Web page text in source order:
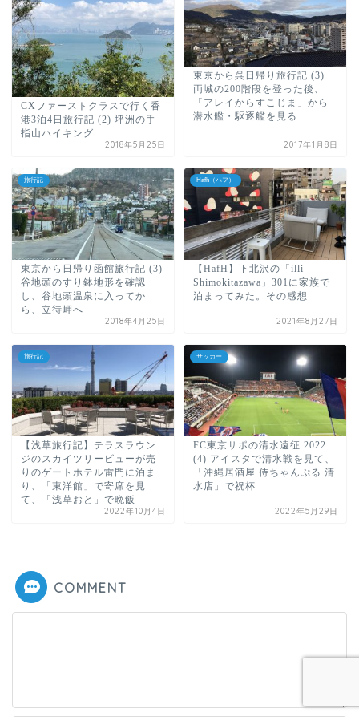
CXファーストクラスで行く香
港3泊4日旅行記 (2) 坪洲の手
指山ハイキング
2018年5月25日
東京から呉日帰り旅行記 (3)
両城の200階段を登った後、
「アレイからすこじま」から
潜水艦・駆逐艦を見る
2017年1月8日
旅行記
東京から日帰り函館旅行記 (3)
谷地頭のすり鉢地形を確認
し、谷地頭温泉に入ってか
ら、立待岬へ
2018年4月25日
Hafh（ハフ）
【HafH】下北沢の「illi
Shimokitazawa」301に家族で
泊まってみた。その感想
2021年8月27日
旅行記
【浅草旅行記】テラスラウン
ジのスカイツリービューが売
りのゲートホテル雷門に泊ま
り、「東洋館」で寄席を見
て、「浅草おと」で晩飯
2022年10月4日
サッカー
FC東京サポの清水遠征 2022
(4) アイスタで清水戦を見て、
「沖縄居酒屋 侍ちゃんぷる 清
水店」で祝杯
2022年5月29日
COMMENT